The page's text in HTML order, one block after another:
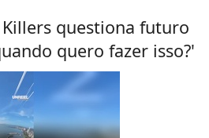
questiona futuro
quero fazer isso?'